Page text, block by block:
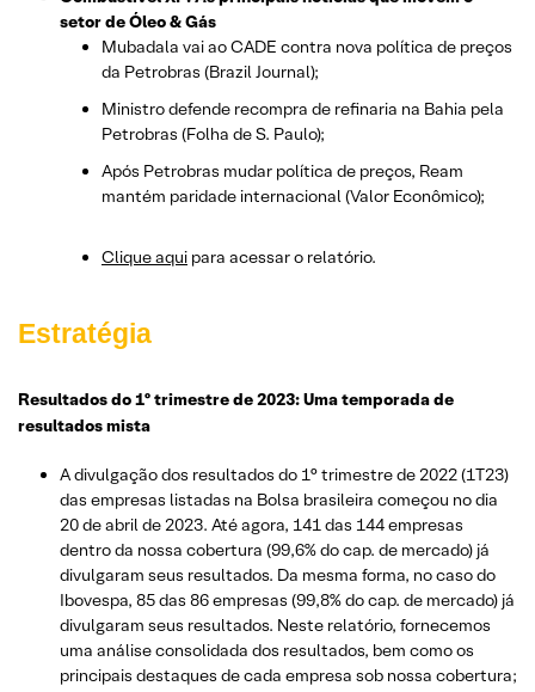
setor de Óleo & Gás
Mubadala vai ao CADE contra nova política de preços
da Petrobras (Brazil Journal);
Ministro defende recompra de refinaria na Bahia pela
Petrobras (Folha de S. Paulo);
Após Petrobras mudar política de preços, Ream
mantém paridade internacional (Valor Econômico);
Clique aqui para acessar o relatório.
Estratégia
Resultados do 1º trimestre de 2023: Uma temporada de
resultados mista
A divulgação dos resultados do 1° trimestre de 2022 (1T23)
das empresas listadas na Bolsa brasileira começou no dia
20 de abril de 2023. Até agora, 141 das 144 empresas
dentro da nossa cobertura (99,6% do cap. de mercado) já
divulgaram seus resultados. Da mesma forma, no caso do
Ibovespa, 85 das 86 empresas (99,8% do cap. de mercado) já
divulgaram seus resultados. Neste relatório, fornecemos
uma análise consolidada dos resultados, bem como os
principais destaques de cada empresa sob nossa cobertura;